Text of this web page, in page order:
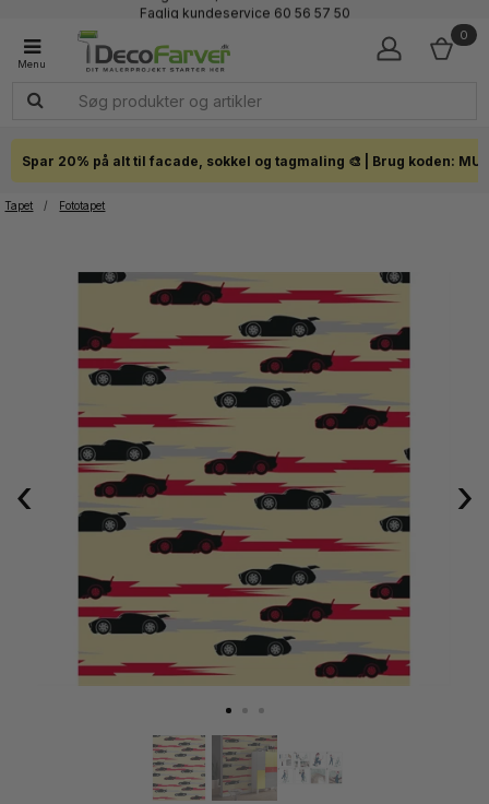
Faglig kundeservice 60 56 57 50
Click & Collect i hele landet
0
Spar 20% på alt til facade, sokkel og tagmaling 🎨 | Brug koden:
Tapet / Fototapet
‹ ›